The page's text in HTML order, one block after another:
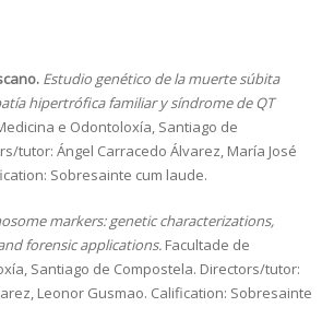
Estudio genético de la muerte súbita
hipertrófica familiar y síndrome de QT
e Odontoloxía, Santiago de
tutor: Ángel Carracedo Álvarez, María José
Sobresainte cum laude.
markers: genetic characterizations,
forensic applications. Facultade de
Santiago de Compostela. Directors/tutor:
Leonor Gusmao. Calification: Sobresainte